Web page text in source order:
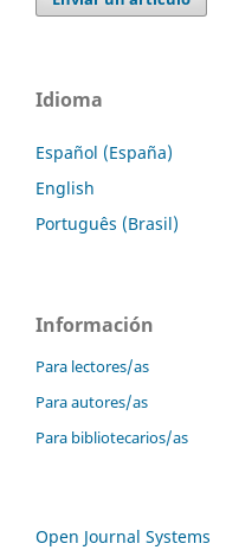
Idioma
Español (España)
English
Português (Brasil)
Información
Para lectores/as
Para autores/as
Para bibliotecarios/as
Open Journal Systems